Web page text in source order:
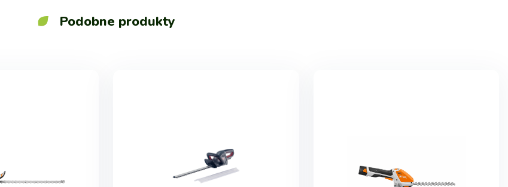
Podobne produkty